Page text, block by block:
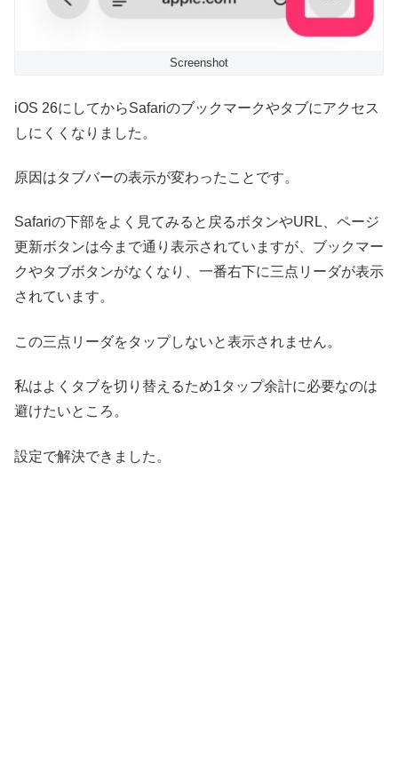
Screenshot
iOS 26にしてからSafariのブックマークやタブにアクセス
しにくくなりました。
原因はタブバーの表示が変わったことです。
Safariの下部をよく見てみると戻るボタンやURL、ページ
更新ボタンは今まで通り表示されていますが、ブックマー
クやタブボタンがなくなり、一番右下に三点リーダが表示
されています。
この三点リーダをタップしないと表示されません。
私はよくタブを切り替えるため1タップ余計に必要なのは
避けたいところ。
設定で解決できました。